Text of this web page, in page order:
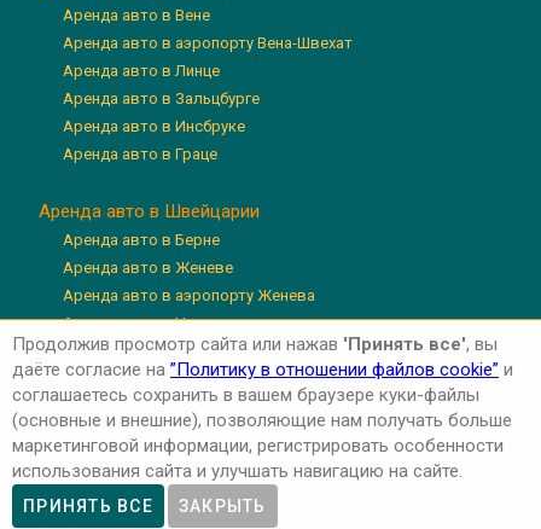
Аренда авто в Вене
Аренда авто в аэропорту Вена-Швехат
Аренда авто в Линце
Аренда авто в Зальцбурге
Аренда авто в Инсбруке
Аренда авто в Граце
Аренда авто в Швейцарии
Аренда авто в Берне
Аренда авто в Женеве
Аренда авто в аэропорту Женева
Аренда авто в Цюрихе
Аренда авто в аэропорту Цюрих
Аренда авто в Люцерне
Авторские права © 2026 'Авто-Аренда'
Privacy Policy
Продолжив просмотр сайта или нажав 'Принять все', вы
даёте согласие на ”Политику в отношении файлов cookie” и
соглашаетесь сохранить в вашем браузере куки-файлы
(основные и внешние), позволяющие нам получать больше
маркетинговой информации, регистрировать особенности
использования сайта и улучшать навигацию на сайте.
ПРИНЯТЬ ВСЕ ЗАКРЫТЬ